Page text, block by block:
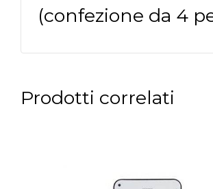
(confezione da 4
Prodotti correlati